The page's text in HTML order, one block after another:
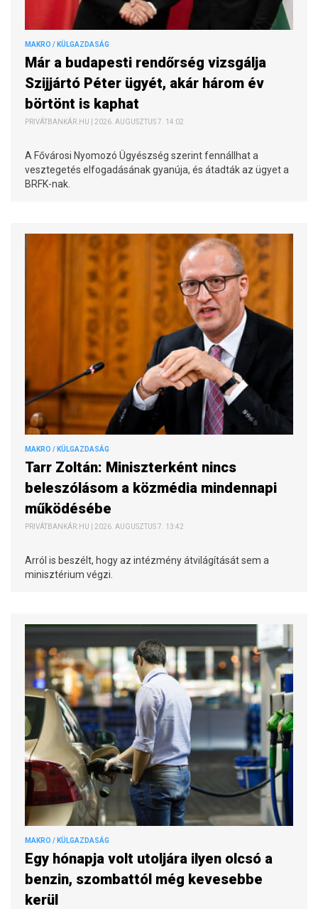
MAKRO / KÜLGAZDASÁG
Már a budapesti rendőrség vizsgálja
Szijjártó Péter ügyét, akár három év
börtönt is kaphat
PRIVÁTBANKÁR.HU | 2026. AUGUSZTUS 7. 14:02
A Fővárosi Nyomozó Ügyészség szerint fennállhat a
vesztegetés elfogadásának gyanúja, és átadták az ügyet a
BRFK-nak.
MAKRO / KÜLGAZDASÁG
Tarr Zoltán: Miniszterként nincs
beleszólásom a közmédia mindennapi
működésébe
PRIVÁTBANKÁR.HU | 2026. AUGUSZTUS 7. 13:42
Arról is beszélt, hogy az intézmény átvilágítását sem a
minisztérium végzi.
MAKRO / KÜLGAZDASÁG
Egy hónapja volt utoljára ilyen olcsó a
benzin, szombattól még kevesebbe
kerül